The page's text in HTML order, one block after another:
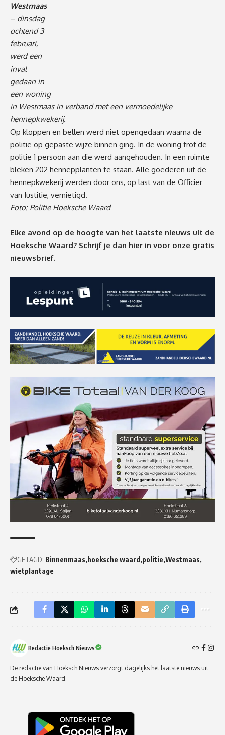
Westmaas
– dinsdag
ochtend 3
februari,
werd een
inval
gedaan in
een woning
in Westmaas in verband met een vermoedelijke
hennepkwekerij.
Op kloppen en bellen werd niet opengedaan waarna de
politie op gepaste wijze binnen ging. In de woning trof de
politie 1 persoon aan die werd aangehouden. In een ruimte
bleken 202 hennepplanten te staan. Alle goederen uit de
hennepkwekerij werden door ons, op last van de Officier
van Justitie, vernietigd.
Foto: Politie Hoeksche Waard
Elke avond op de hoogte van het laatste nieuws uit de
Hoeksche Waard? Schrijf je dan hier in voor onze gratis
nieuwsbrief.
GETAGD: Binnenmaas hoeksche waard politie Westmaas
wietplantage
Redactie Hoeksch Nieuws
De redactie van Hoeksch Nieuws verzorgt dagelijks het laatste nieuws uit
de Hoeksche Waard.